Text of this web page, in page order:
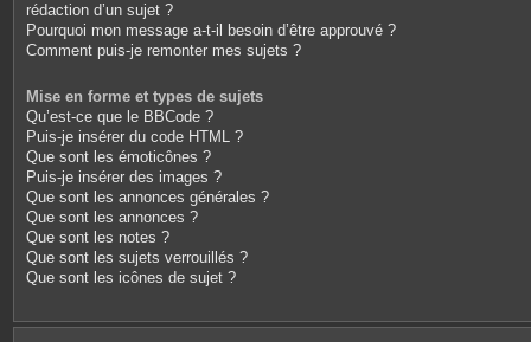
rédaction d’un sujet ?
Pourquoi mon message a-t-il besoin d’être approuvé ?
Comment puis-je remonter mes sujets ?
Mise en forme et types de sujets
Qu’est-ce que le BBCode ?
Puis-je insérer du code HTML ?
Que sont les émoticônes ?
Puis-je insérer des images ?
Que sont les annonces générales ?
Que sont les annonces ?
Que sont les notes ?
Que sont les sujets verrouillés ?
Que sont les icônes de sujet ?